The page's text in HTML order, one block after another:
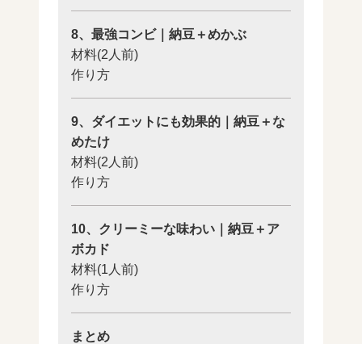
8、最強コンビ｜納豆＋めかぶ
材料(2人前)
作り方
9、ダイエットにも効果的｜納豆＋な
めたけ
材料(2人前)
作り方
10、クリーミーな味わい｜納豆＋ア
ボカド
材料(1人前)
作り方
まとめ